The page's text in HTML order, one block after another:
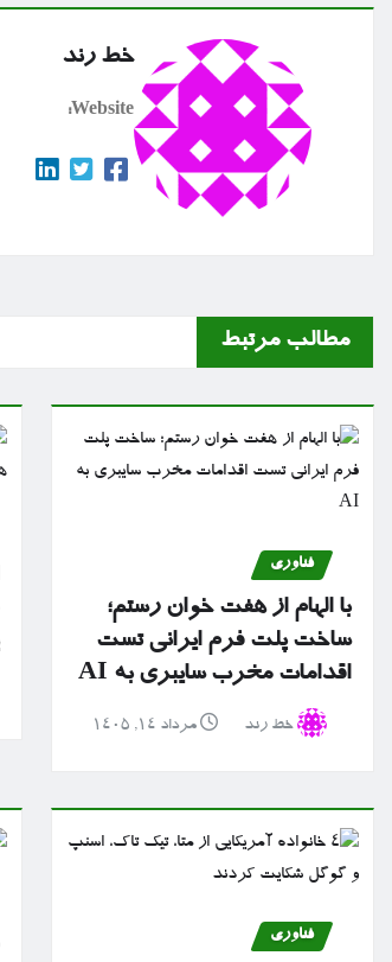
خط رند
Website:
مطالب مرتبط
فناوری
با الهام از هفت خوان رستم؛
ساخت پلت فرم ایرانی تست
اقدامات مخرب سایبری به AI
خط رند مرداد ۱۴, ۱۴۰۵
فناوری